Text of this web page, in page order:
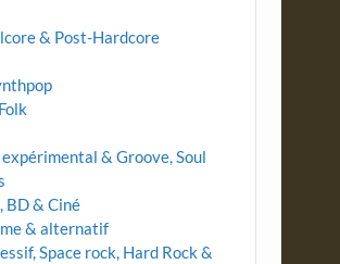
& Post-Hardcore
expérimental & Groove, Soul
BD & Ciné
& alternatif
Space rock, Hard Rock &